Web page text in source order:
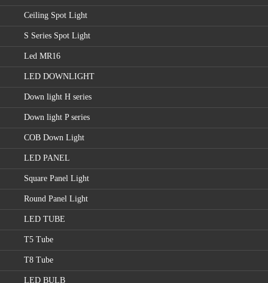
Ceiling Spot Light
S Series Spot Light
Led MR16
LED DOWNLIGHT
Down light H series
Down light P series
COB Down Light
LED PANEL
Square Panel Light
Round Panel Light
LED TUBE
T5 Tube
T8 Tube
LED BULB